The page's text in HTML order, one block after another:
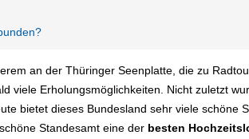
an der Thüringer Seenplatte, die zu
viele Erholungsmöglichkeiten. Nicht zuletzt
bietet dieses Bundesland sehr viele schöne
Standesamt eine der besten